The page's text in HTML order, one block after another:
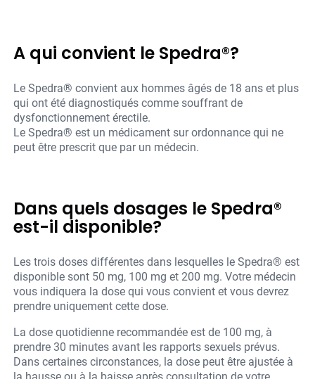
A qui convient le Spedra®?
Le Spedra® convient aux hommes âgés de 18 ans et plus
qui ont été diagnostiqués comme souffrant de
dysfonctionnement érectile.
Le Spedra® est un médicament sur ordonnance qui ne
peut être prescrit que par un médecin.
Dans quels dosages le Spedra®
est-il disponible?
Les trois doses différentes dans lesquelles le Spedra® est
disponible sont 50 mg, 100 mg et 200 mg. Votre médecin
vous indiquera la dose qui vous convient et vous devrez
prendre uniquement cette dose.
La dose quotidienne recommandée est de 100 mg, à
prendre 30 minutes avant les rapports sexuels prévus.
Dans certaines circonstances, la dose peut être ajustée à